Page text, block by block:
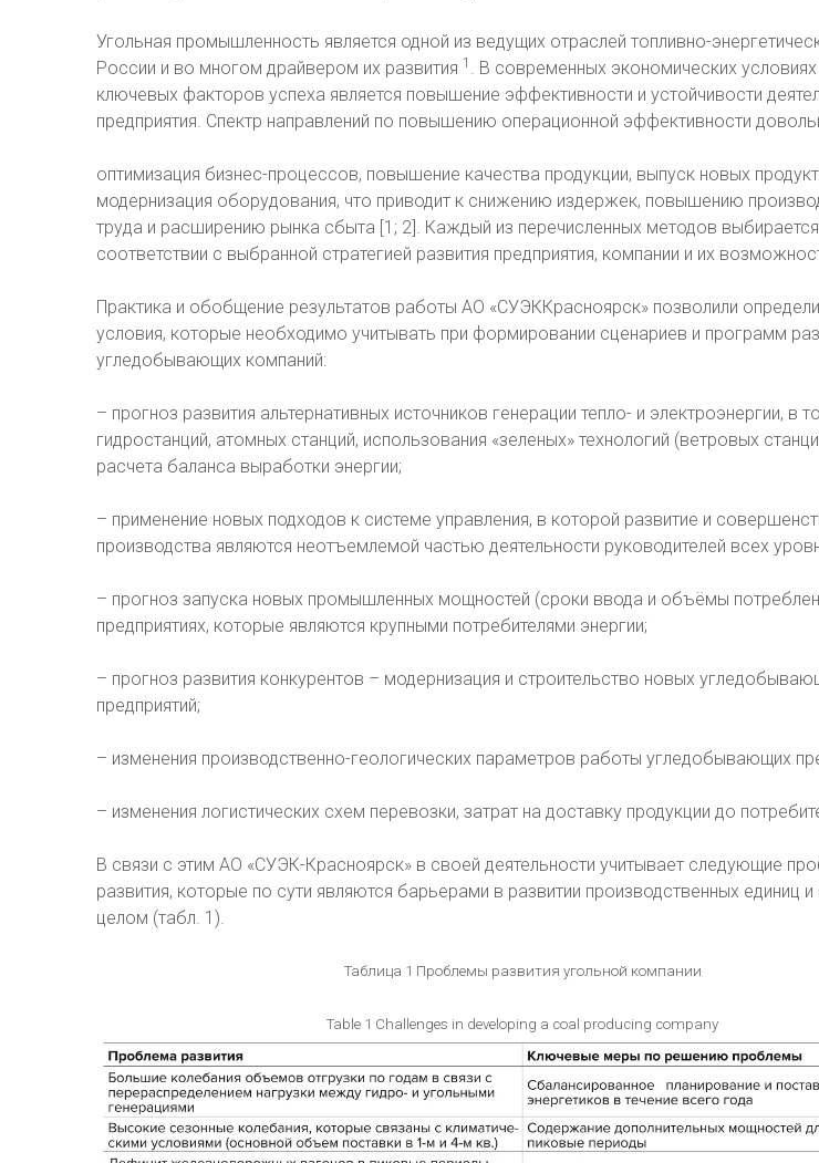
Угольная промышленность является одной из ведущих отраслей топливно-
России и во многом драйвером их развития 1 . В современных экономических
ключевых факторов успеха является повышение эффективности и устойчивости
предприятия. Спектр направлений по повышению операционной эффективности
оптимизация бизнес-процессов, повышение качества продукции, выпуск новых
модернизация оборудования, что приводит к снижению издержек, повышению
труда и расширению рынка сбыта [1; 2]. Каждый из перечисленных методов
соответствии с выбранной стратегией развития предприятия, компании и их
Практика и обобщение результатов работы АО «СУЭККрасноярск» позволили
условия, которые необходимо учитывать при формировании сценариев и программ
угледобывающих компаний:
– прогноз развития альтернативных источников генерации тепло- и электроэнергии, в
гидростанций, атомных станций, использования «зеленых» технологий (ветровых
расчета баланса выработки энергии;
– применение новых подходов к системе управления, в которой развитие и
производства являются неотъемлемой частью деятельности руководителей всех
– прогноз запуска новых промышленных мощностей (сроки ввода и объёмы
предприятиях, которые являются крупными потребителями энергии;
– прогноз развития конкурентов – модернизация и строительство новых
предприятий;
– изменения производственно-геологических параметров работы угледобывающих
– изменения логистических схем перевозки, затрат на доставку продукции до
В связи с этим АО «СУЭК-Красноярск» в своей деятельности учитывает следующие
развития, которые по сути являются барьерами в развитии производственных единиц
целом (табл. 1).
Таблица 1 Проблемы развития угольной компании
Table 1 Challenges in developing a coal producing company